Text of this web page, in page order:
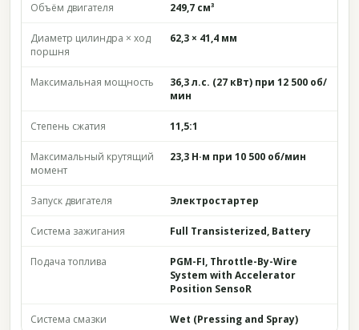
Объём двигателя 249,7 см³
Диаметр цилиндра × ход
поршня
62,3 × 41,4 мм
Максимальная мощность
36,3 л.с. (27 кВт) при 12 500 об/
мин
Степень сжатия 11,5:1
Максимальный крутящий
момент
23,3 Н·м при 10 500 об/мин
Запуск двигателя Электростартер
Система зажигания Full Transisterized, Battery
Подача топлива
PGM-FI, Throttle-By-Wire
System with Accelerator
Position SensoR
Система смазки Wet (Pressing and Spray)